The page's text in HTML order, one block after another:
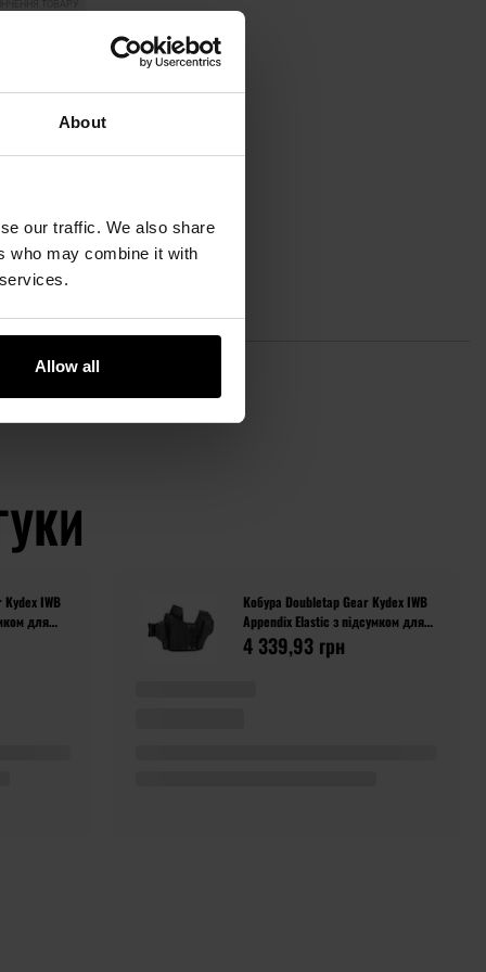
About
our traffic. We also share
who may combine it with
Allow all
кобура ACS Format
Walther P99 - Ліва
Немає в
1 270,98 грн
ПРО
IWB
для
Black
Кобура Doubletap Gear Kydex IWB
Appendix Elastic з підсумком для
пістолетів Walther P99 - Black
4 339,93 грн